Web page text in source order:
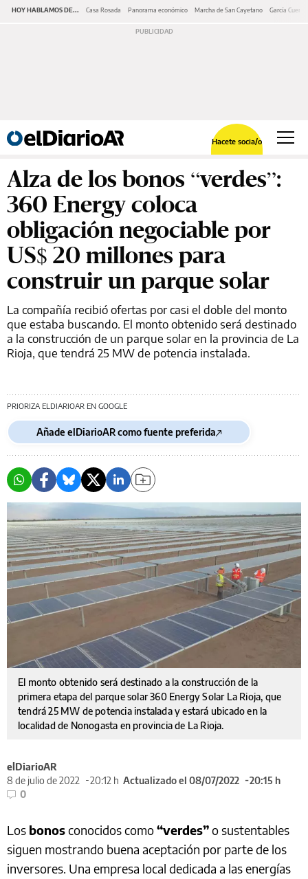
HOY HABLAMOS DE... Casa Rosada Panorama económico Marcha de San Cayetano García Cuerva
Hacete socia/o
Alza de los bonos “verdes”:
360 Energy coloca
obligación negociable por
US$ 20 millones para
construir un parque solar
La compañía recibió ofertas por casi el doble del monto
que estaba buscando. El monto obtenido será destinado
a la construcción de un parque solar en la provincia de La
Rioja, que tendrá 25 MW de potencia instalada.
PRIORIZA ELDIARIOAR EN GOOGLE
Añade elDiarioAR como fuente preferida
El monto obtenido será destinado a la construcción de la
primera etapa del parque solar 360 Energy Solar La Rioja, que
tendrá 25 MW de potencia instalada y estará ubicado en la
localidad de Nonogasta en provincia de La Rioja.
elDiarioAR
8 de julio de 2022
20:12 h Actualizado el 08/07/2022
20:15 h
0
Los bonosconocidos como“verdes”o sustentables
siguen mostrando buena aceptación por parte de los
inversores. Una empresa local dedicada a las energías